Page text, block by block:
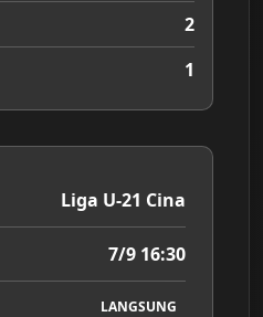
2
1
Liga U-21 Cina
7/9 16:30
LANGSUNG